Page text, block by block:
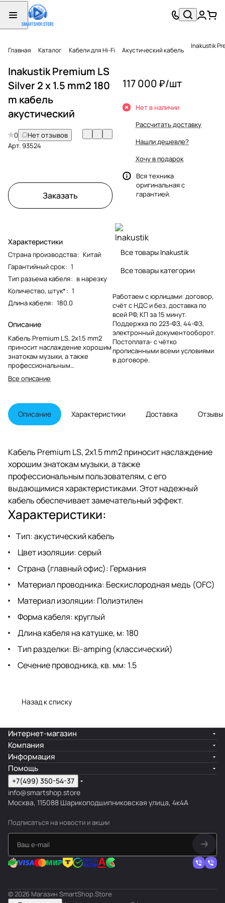
Главная Каталог Кабели для Hi-Fi Акустический кабель Inakustik
Inakustik Premium LS
Silver 2 x 1.5 mm2 180
m кабель
акустический
0
Нет отзывов
Арт.93524
Заказать
Характеристики
Страна производства: Китай
Гарантийный срок: 1
Тип разъема кабеля: в нарезку
Количество, штук*: 1
Длина кабеля: 180.0
Описание
Кабель Premium LS, 2x1.5 mm2
приносит наслаждение хорошим
знатокам музыки, а также
профессиональным
пользователям, с его
выдающимися
надежный кабель обеспечивает
замечательный эффект.
Все описание
117 000 ₽/шт
Нет в наличии
Рассчитать доставку
Нашли дешевле?
Хочу в подарок
Вся техника
оригинальная с
гарантией.
Все товары Inakustik
Все товары категории
Работаем с юрлицами: договор,
счёт с НДС и без, доставка по
всей РФ, КП за 15 минут.
Поддержка по 223-ФЗ, 44-ФЗ,
электронный документооборот.
Постоплата- с чётко
прописанными всеми условиями
в договоре.
Описание Характеристики Доставка Отзывы
Кабель Premium LS, 2x1.5 mm2 приносит наслаждение
хорошим знатокам музыки, а также
профессиональным пользователям, с его
выдающимися характеристиками. Этот надежный
кабель обеспечивает замечательный эффект.
Характеристики:
Тип: акустический кабель
Цвет изоляции: серый
Страна (главный офис): Германия
Материал проводника: Бескислородная медь (OFC)
Материал изоляции: Полиэтилен
Форма кабеля: круглый
Длина кабеля на катушке, м: 180
Тип разделки: Bi-amping (классический)
Сечение проводника, кв. мм: 1.5
Назад к списку
Интернет-магазин
Компания
Информация
Помощь
+7(499) 350-54-37
info@smartshop.store
Москва, 115088 Шарикоподшипниковская улица, 4к4А
Подписаться на новости и акции
© 2026 Магазин SmartShop.Store